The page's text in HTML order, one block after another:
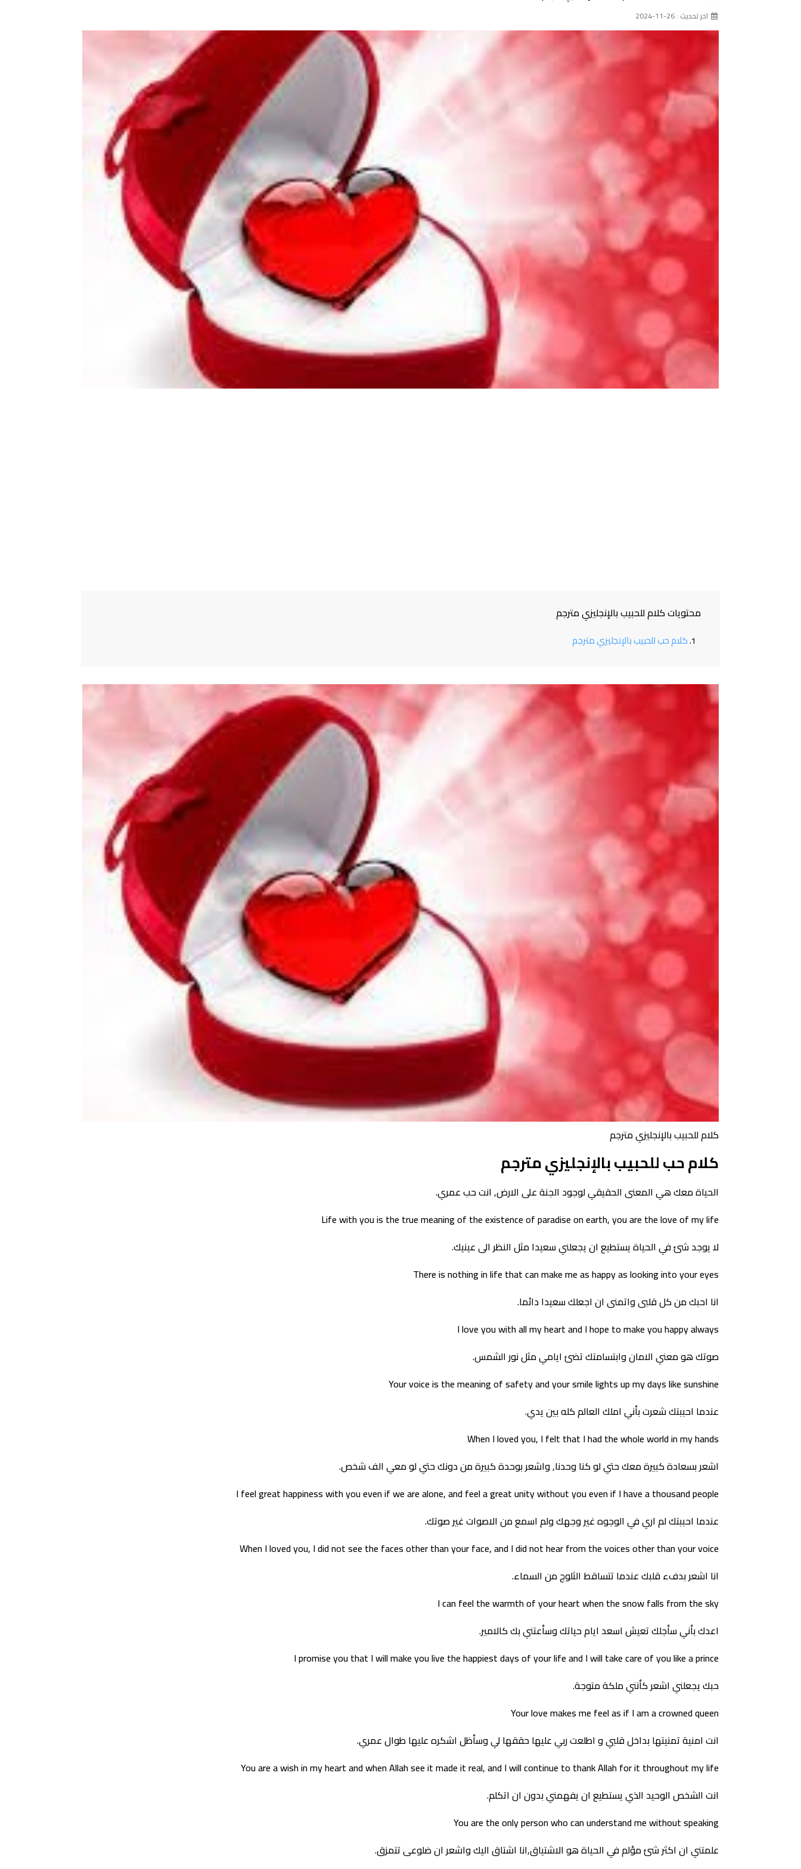
اخر تحديث : 26-11-2024
محتويات كلام للحبيب بالإنجليزي مترجم
كلام حب للحبيب بالإنجليزي مترجم
كلام للحبيب بالإنجليزي مترجم
كلام حب للحبيب بالإنجليزي مترجم
الحياة معك هي المعنى الحقيقي لوجود الجنة على الارض, انت حب عمري.
Life with you is the true meaning of the existence of paradise on earth, you are the love of my life
لا يوجد شئ في الحياة يستطيع ان يجعلني سعيدا مثل النظر الى عينيك.
There is nothing in life that can make me as happy as looking into your eyes
انا احبك من كل قلبى واتمنى ان اجعلك سعيدا دائما.
I love you with all my heart and I hope to make you happy always
صوتك هو معني الامان وابتسامتك تضئ ايامي مثل نور الشمس.
Your voice is the meaning of safety and your smile lights up my days like sunshine
عندما احببتك شعرت بأني املك العالم كله بين يدي.
When I loved you, I felt that I had the whole world in my hands
اشعر بسعادة كبيرة معك حتي لو كنا وحدنا, واشعر بوحدة كبيرة من دونك حتي لو معي الف شخص.
I feel great happiness with you even if we are alone, and feel a great unity without you even if I have a thousand people
عندما احببتك لم اري في الوجوه غير وجهك ولم اسمع من الاصوات غير صوتك.
When I loved you, I did not see the faces other than your face, and I did not hear from the voices other than your voice
انا اشعر بدفء قلبك عندما تتساقط الثلوج من السماء.
I can feel the warmth of your heart when the snow falls from the sky
اعدك بأني سأجلك تعيش اسعد ايام حياتك وسأعتني بك كالامير.
I promise you that I will make you live the happiest days of your life and I will take care of you like a prince
حبك يجعلني اشعر كأنني ملكة متوجة.
Your love makes me feel as if I am a crowned queen
انت امنية تمنيتها بداخل قلبي و اطلعت ربي عليها حققها لي وسأظل اشكره عليها طوال عمري.
You are a wish in my heart and when Allah see it made it real, and I will continue to thank Allah for it throughout my life
انت الشخص الوحيد الذي يستطيع ان يفهمني بدون ان اتكلم.
You are the only person who can understand me without speaking
علمتني ان اكثر شئ مؤلم في الحياة هو الاشتياق,انا اشتاق اليك واشعر ان ضلوعى تتمزق.